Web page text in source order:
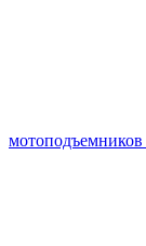
мотоподъемников